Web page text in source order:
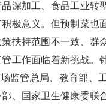
深加工、食品工业转
极意义。但预制菜也
扶持范围不一致、群
工作面临着新挑战。
监管总局、教育部、
、国家卫生健康委联